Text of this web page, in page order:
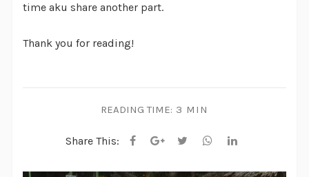
time aku share another part.
Thank you for reading!
READING TIME: 3 MIN
Share This: